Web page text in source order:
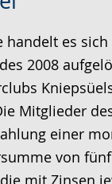
handelt es
2008
Mitglieder
einer
von
mit Zinsen